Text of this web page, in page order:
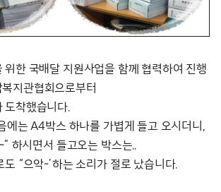
위한 국배달 지원사업을 함께 협력하여 진행
지관협회으로부터
도착했습니다.
에는 A4박스 하나를 가볍게 들고 오시더니,
하시면서 들고오는 박스는..
“으악~’하는 소리가 절로 났습니다.